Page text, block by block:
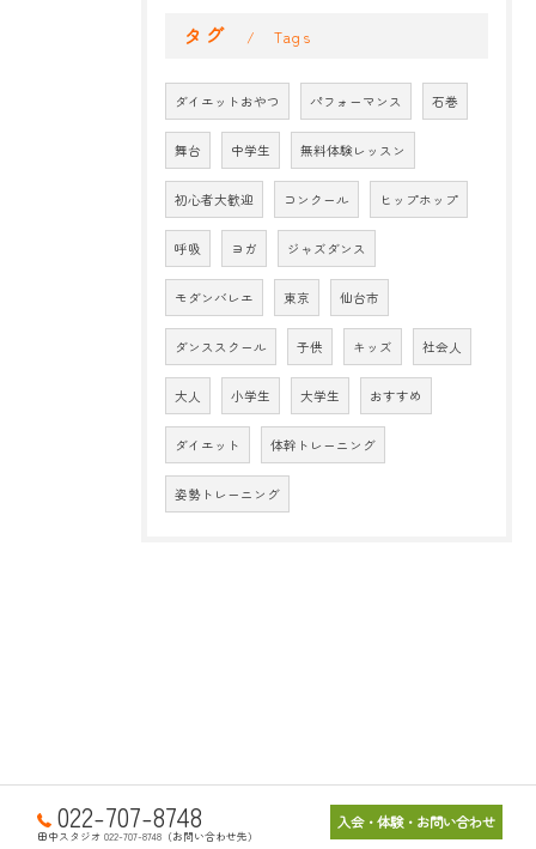
タグ Tags
ダイエットおやつ パフォーマンス 石巻
舞台 中学生 無料体験レッスン
初心者大歓迎 コンクール ヒップホップ
呼吸 ヨガ ジャズダンス
モダンバレエ 東京 仙台市
ダンススクール 子供 キッズ 社会人
大人 小学生 大学生 おすすめ
ダイエット 体幹トレーニング
姿勢トレーニング
022-707-8748
田中スタジオ 022-707-8748（お問い合わせ先）
入会・体験・お問い合わせ